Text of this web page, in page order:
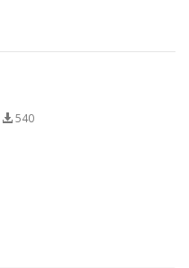
540